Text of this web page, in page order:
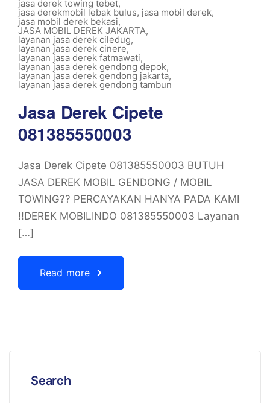
jasa derek towing tebet,
jasa derekmobil lebak bulus, jasa mobil derek,
jasa mobil derek bekasi,
JASA MOBIL DEREK JAKARTA,
layanan jasa derek ciledug,
layanan jasa derek cinere,
layanan jasa derek fatmawati,
layanan jasa derek gendong depok,
layanan jasa derek gendong jakarta,
layanan jasa derek gendong tambun
Jasa Derek Cipete
081385550003
Jasa Derek Cipete 081385550003 BUTUH
JASA DEREK MOBIL GENDONG / MOBIL
TOWING?? PERCAYAKAN HANYA PADA KAMI
!!DEREK MOBILINDO 081385550003 Layanan
[…]
Read more
Search